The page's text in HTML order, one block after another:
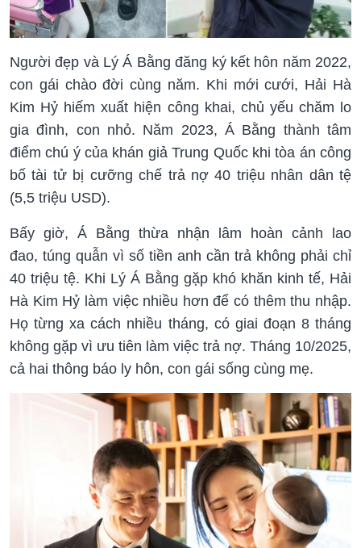
Người đẹp và Lý Á Bằng đăng ký kết hôn năm 2022,
con gái chào đời cùng năm. Khi mới cưới, Hải Hà
Kim Hỷ hiếm xuất hiện công khai, chủ yếu chăm lo
gia đình, con nhỏ. Năm 2023, Á Bằng thành tâm
điểm chú ý của khán giả Trung Quốc khi tòa án công
bố tài tử bị cưỡng chế trả nợ 40 triệu nhân dân tệ
(5,5 triệu USD).
Bấy giờ, Á Bằng thừa nhận lâm hoàn cảnh lao
đao, túng quẫn vì số tiền anh cần trả không phải chỉ
40 triệu tệ. Khi Lý Á Bằng gặp khó khăn kinh tế, Hải
Hà Kim Hỷ làm việc nhiều hơn để có thêm thu nhập.
Họ từng xa cách nhiều tháng, có giai đoạn 8 tháng
không gặp vì ưu tiên làm việc trả nợ. Tháng 10/2025,
cả hai thông báo ly hôn, con gái sống cùng mẹ.